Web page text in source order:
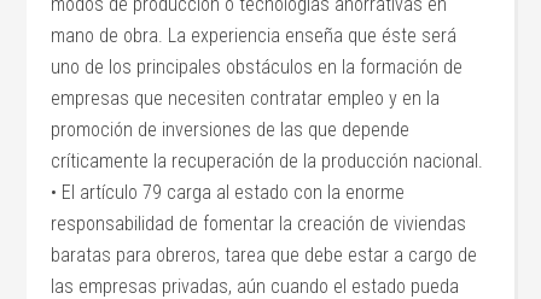
mano de obra. La experiencia enseña que éste será
uno de los principales obstáculos en la formación de
empresas que necesiten contratar empleo y en la
promoción de inversiones de las que depende
críticamente la recuperación de la producción nacional.
• El artículo 79 carga al estado con la enorme
responsabilidad de fomentar la creación de viviendas
baratas para obreros, tarea que debe estar a cargo de
las empresas privadas, aún cuando el estado pueda